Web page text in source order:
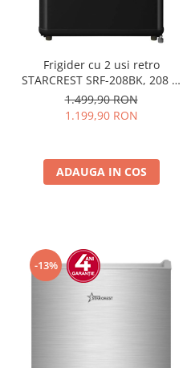
Frigider cu 2 usi retro
STARCREST SRF-208BK, 208 L,
Clasa E, Design Vintage,
Iluminare LED, Termostat
Reglabil, H 147 cm, Negru
1.499,90 RON
1.199,90 RON
ADAUGA IN COS
-13%